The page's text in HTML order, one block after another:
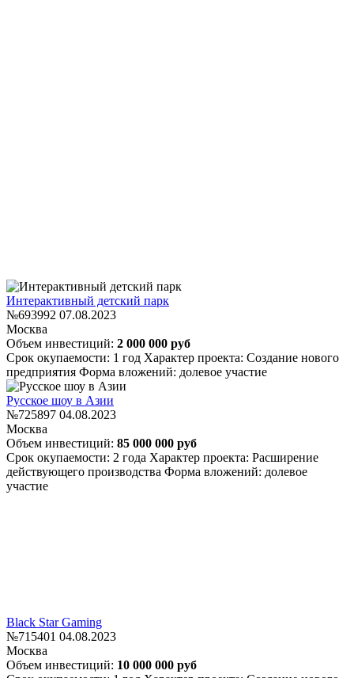
Интерактивный детский парк
№693992 07.08.2023
Москва
Объем инвестиций: 2 000 000 руб
Срок окупаемости: 1 год Характер проекта: Создание нового
предприятия Форма вложений: долевое участие
Русское шоу в Азии
№725897 04.08.2023
Москва
Объем инвестиций: 85 000 000 руб
Срок окупаемости: 2 года Характер проекта: Расширение
действующего производства Форма вложений: долевое
участие
Black Star Gaming
№715401 04.08.2023
Москва
Объем инвестиций: 10 000 000 руб